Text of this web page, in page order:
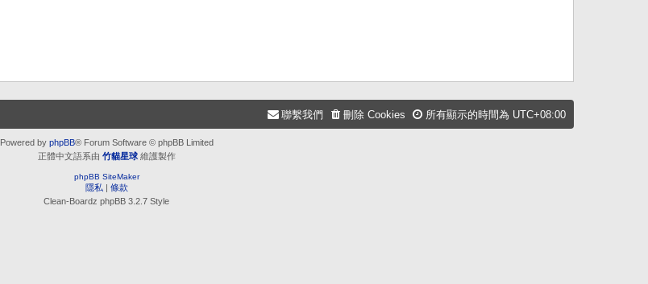
所有顯示的時間為 UTC+08:00
刪除 Cookies
聯繫我們
Powered by phpBB® Forum Software © phpBB Limited
正體中文語系由 竹貓星球維護製作
phpBB SiteMaker
隱私 | 條款
Clean-Boardz phpBB 3.2.7 Style